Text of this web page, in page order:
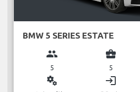
BMW 5 SERIES ESTATE
group
5
business_center
5
miscellaneous_services login